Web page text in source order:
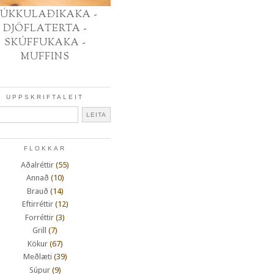
-
DJÖFLATERTA -
SKÚFFUKAKA -
MUFFINS
UPPSKRIFTALEIT
FLOKKAR
Aðalréttir (55)
Annað (10)
Brauð (14)
Eftirréttir (12)
Forréttir (3)
Grill
(7)
Kökur (67)
Meðlæti (39)
Súpur (9)